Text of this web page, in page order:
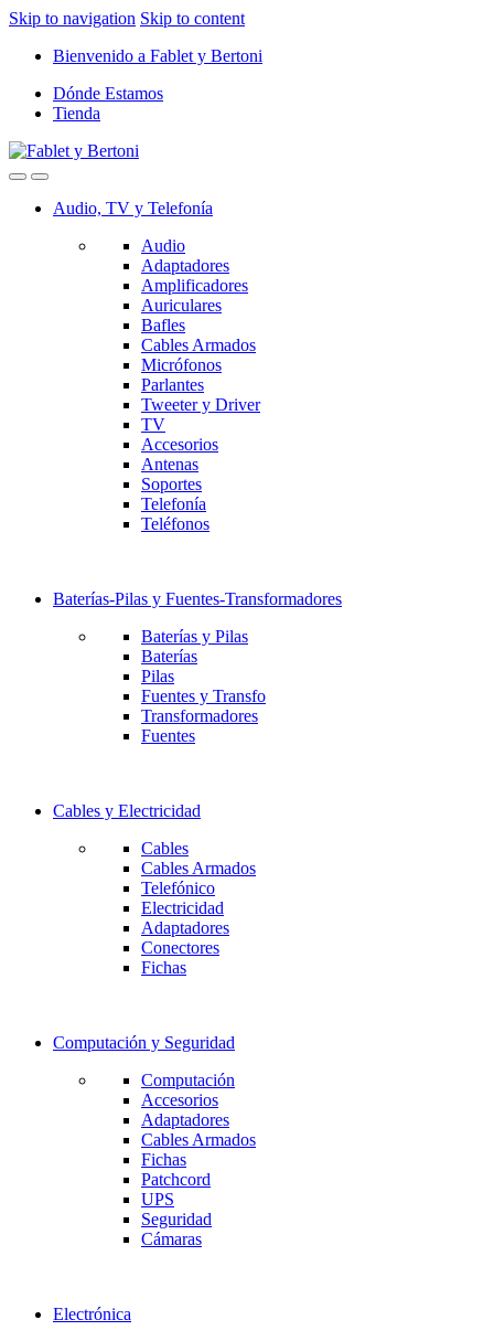
Skip to navigation Skip to content
Bienvenido a Fablet y Bertoni
Dónde Estamos
Tienda
Audio, TV y Telefonía
Audio
Adaptadores
Amplificadores
Auriculares
Bafles
Cables Armados
Micrófonos
Parlantes
Tweeter y Driver
TV
Accesorios
Antenas
Soportes
Telefonía
Teléfonos
Baterías-Pilas y Fuentes-Transformadores
Baterías y Pilas
Baterías
Pilas
Fuentes y Transfo
Transformadores
Fuentes
Cables y Electricidad
Cables
Cables Armados
Telefónico
Electricidad
Adaptadores
Conectores
Fichas
Computación y Seguridad
Computación
Accesorios
Adaptadores
Cables Armados
Fichas
Patchcord
UPS
Seguridad
Cámaras
Electrónica